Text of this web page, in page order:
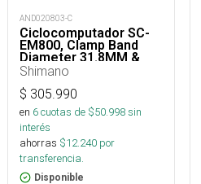
AND020803-C
Ciclocomputador SC-
EM800, Clamp Band
Diameter 31.8MM &
35.0MM
Shimano
$ 305.990
en 6cuotas de $50.998sin
interés
ahorras $12.240 por
transferencia.
Disponible